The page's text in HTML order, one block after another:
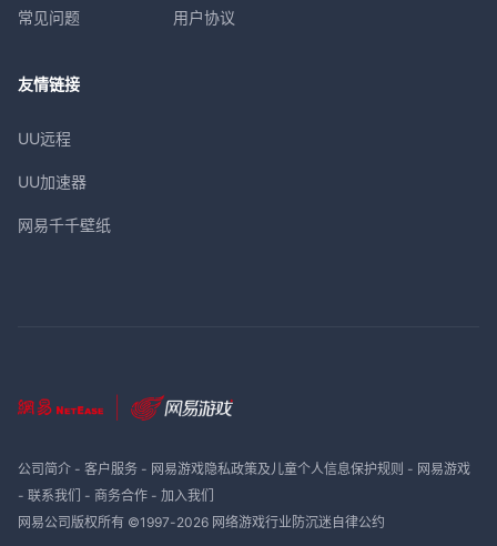
常见问题 用户协议
友情链接
UU远程
UU加速器
网易千千壁纸
公司简介- 客户服务- 网易游戏隐私政策及儿童个人信息保护规则 - 网易游戏
- 联系我们 - 商务合作- 加入我们
网易公司版权所有 ©1997-2026 网络游戏行业防沉迷自律公约